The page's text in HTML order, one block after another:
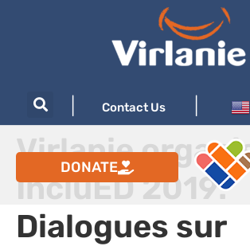
Contact Us
DONATE
Virlanie
IncluED 2019:
Dialogues sur